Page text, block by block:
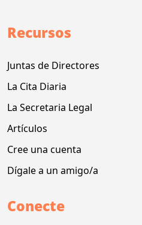
Recursos
Juntas de Directores
La Cita Diaria
La Secretaria Legal
Artículos
Cree una cuenta
Dígale a un amigo/a
Conecte